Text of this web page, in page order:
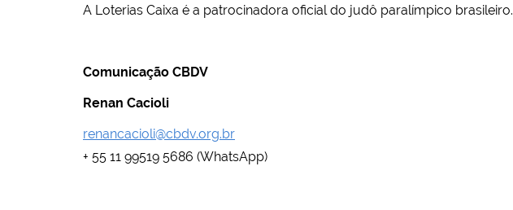
A Loterias Caixa é a patrocinadora oficial do judô paralímpico brasileiro.
Comunicação CBDV
Renan Cacioli
renancacioli@cbdv.org.br
+ 55 11 99519 5686 (WhatsApp)